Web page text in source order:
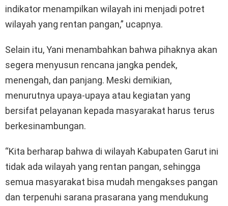
indikator menampilkan wilayah ini menjadi potret
wilayah yang rentan pangan,” ucapnya.
Selain itu, Yani menambahkan bahwa pihaknya akan
segera menyusun rencana jangka pendek,
menengah, dan panjang. Meski demikian,
menurutnya upaya-upaya atau kegiatan yang
bersifat pelayanan kepada masyarakat harus terus
berkesinambungan.
“Kita berharap bahwa di wilayah Kabupaten Garut ini
tidak ada wilayah yang rentan pangan, sehingga
semua masyarakat bisa mudah mengakses pangan
dan terpenuhi sarana prasarana yang mendukung